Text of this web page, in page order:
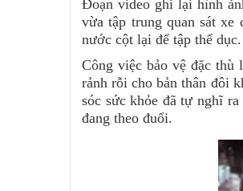
Đoạn video ghi lại hình
vừa tập trung quan sát xe
nước cột lại để tập thể dục.
Công việc bảo vệ đặc
rảnh rỗi cho bản thân đôi
sóc sức khỏe đã tự nghĩ
đang theo đuổi.